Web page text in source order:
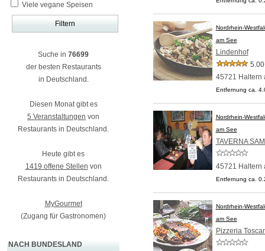
Viele vegane Speisen
Suche in 76699
der besten Restaurants
in Deutschland.
Diesen Monat gibt es
5 Veranstaltungen von
Restaurants in Deutschland.
Heute gibt es
1419 offene Stellen von
Restaurants in Deutschland.
MyGourmet
(Zugang für Gastronomen)
NACH BUNDESLAND
Nordrhein-
am See
Lindenhof
45721 Haltern
Entfernung ca.
Nordrhein-
am See
TAVERNA
45721 Haltern
Entfernung ca.
Nordrhein-
am See
Pizzeria